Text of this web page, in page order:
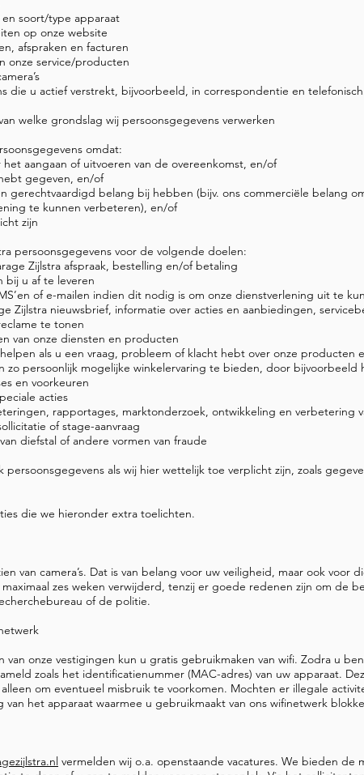
soort/type apparaat
op onze website
afspraken en facturen
onze service/producten
die u actief verstrekt, bijvoorbeeld, in correspondentie en
welke grondslag wij persoonsgegevens verwerken
omdat:
aangaan of uitvoeren van de overeenkomst, en/of
gegeven, en/of
gerechtvaardigd belang bij hebben (bijv. ons commerciële belang
te kunnen verbeteren), en/of
zijn
persoonsgegevens voor de volgende doelen:
Zijlstra afspraak, bestelling en/of betaling
bij u af te leveren
of e-mailen indien dit nodig is om onze dienstverlening uit te
Zijlstra nieuwsbrief, informatie over acties en aanbiedingen,
te tonen
van onze diensten en producten
als u een vraag, probleem of klacht hebt over onze producten
zo persoonlijk mogelijke winkelervaring te bieden, door
en voorkeuren
acties
rapportages, marktonderzoek, ontwikkeling en verbetering
of stage-aanvraag
diefstal of andere vormen van fraude
persoonsgegevens als wij hier wettelijk toe verplicht zijn, zoals
die we hieronder extra toelichten.
van camera’s. Dat is van belang voor uw veiligheid, maar ook voor
zes weken verwijderd, tenzij er goede redenen zijn om de
of de politie.
van onze vestigingen kun u gratis gebruikmaken van wifi. Zodra u
zoals het identificatienummer (MAC-adres) van uw apparaat.
om eventueel misbruik te voorkomen. Mochten er illegale
het apparaat waarmee u gebruikmaakt van ons wifinetwerk
vermelden wij o.a. openstaande vacatures. We bieden de